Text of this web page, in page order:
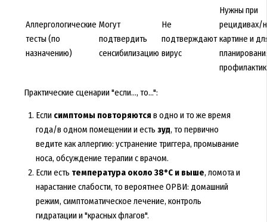
Аллергологические
тесты (по
назначению)
Могут
подтвердить
сенсибилизацию
Не
подтверждают
вирус
Нужны при
рецидивах/
картине и
Практические сценарии "если..., то...":
Если симптомы повторяются в одно и то же время
года/в одном помещении и есть зуд, то первично
ведите как аллергию: устранение триггера, промывание
носа, обсуждение терапии с врачом.
Если есть температура около 38°C и выше, ломота и
нарастание слабости, то вероятнее ОРВИ: домашний
режим, симптоматическое лечение, контроль
гидратации и "красных флагов".